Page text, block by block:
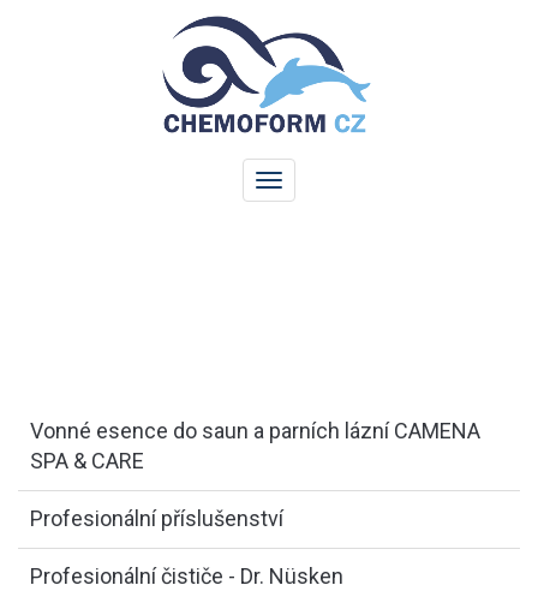
Vonné esence do saun a parních lázní CAMENA
SPA & CARE
Profesionální příslušenství
Profesionální čističe - Dr. Nüsken